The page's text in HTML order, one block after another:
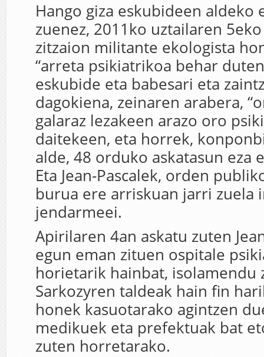
Hango giza eskubideen aldeko
zuenez, 2011ko uztailaren
zitzaion militante ekologista
“arreta psikiatrikoa behar
eskubide eta babesari eta
dagokiena, zeinaren arabera,
galaraz lezakeen arazo oro
daitekeen, eta horrek,
alde, 48 orduko askatasun eza
Eta Jean-Pascalek, orden
burua ere arriskuan jarri zuela
jendarmeei.
Apirilaren 4an askatu zuten
egun eman zituen ospitale
horietarik hainbat, isolamendu
Sarkozyren taldeak hain fin
honek kasuotarako agintzen
medikuek eta prefektuak bat
zuten horretarako.